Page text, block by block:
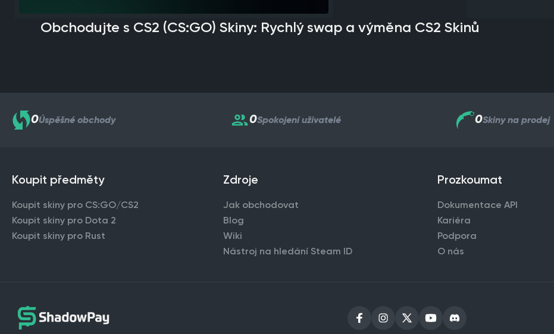
Obchodujte s CS2 (CS:GO) Skiny: Rychlý swap a výměna CS2 Skinů
0Úspěšné obchody 0Spokojení uživatelé 0Skiny na prodej
Koupit předměty
Koupit skiny pro CS:GO/CS2
Koupit skiny pro Dota 2
Koupit skiny pro Rust
Zdroje
Jak obchodovat
Blog
Wiki
Nástroj na hledání Steam ID
Prozkoumat
Dokumentace API
Kariéra
Podpora
O nás